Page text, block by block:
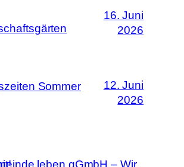
16. Juni
2026
Sommer
12. Juni
2026